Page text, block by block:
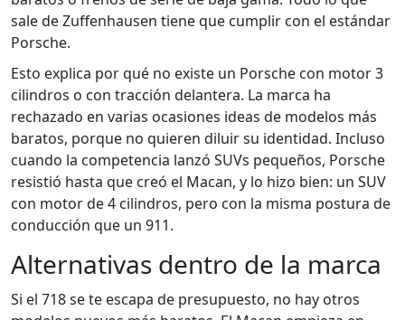
sale de Zuffenhausen tiene que cumplir con el estándar
Porsche.
Esto explica por qué no existe un Porsche con motor 3
cilindros o con tracción delantera. La marca ha
rechazado en varias ocasiones ideas de modelos más
baratos, porque no quieren diluir su identidad. Incluso
cuando la competencia lanzó SUVs pequeños, Porsche
resistió hasta que creó el Macan, y lo hizo bien: un SUV
con motor de 4 cilindros, pero con la misma postura de
conducción que un 911.
Alternativas dentro de la marca
Si el 718 se te escapa de presupuesto, no hay otros